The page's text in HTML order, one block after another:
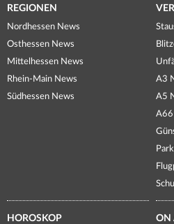
REGIONEN
Nordhessen News
Osthessen News
Mittelhessen News
Rhein-Main News
Südhessen News
A3
A5
HOROSKOP ON